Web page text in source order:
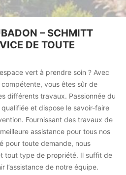
– SCHMITT
DE TOUTE
vert à prendre soin ? Avec
compétente, vous êtes sûr de
différents travaux. Passionnée du
et dispose le savoir-faire
Fournissant des travaux de
assistance pour tous nos
pour toute demande, nous
tout type de propriété. Il suffit de
l’assistance de notre équipe.